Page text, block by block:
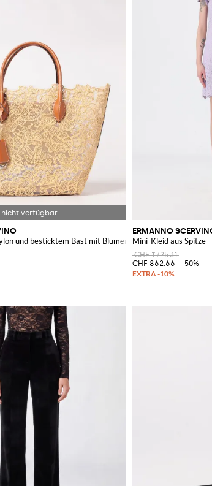
und besticktem Bast mit Blumenmuster
ERMANNO
Mini-Kleid aus Spitze
CHF 1'725.31
CHF 862.66
-50%